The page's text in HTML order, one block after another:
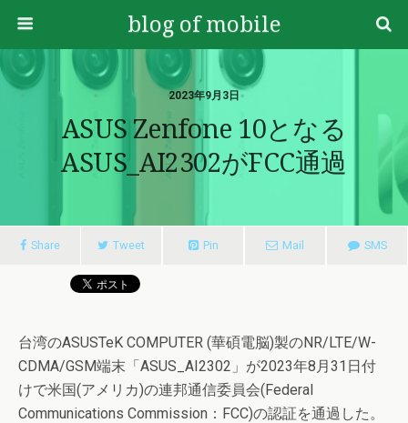
blog of mobile
2023年9月3日
ASUS Zenfone 10となる
ASUS_AI2302がFCC通過
Share Tweet Pin Mail SMS
台湾のASUSTeK COMPUTER (華碩電脳)製のNR/LTE/W-
CDMA/GSM端末「ASUS_AI2302」が2023年8月31日付
けで米国(アメリカ)の連邦通信委員会(Federal
Communications Commission：FCC)の認証を通過した。